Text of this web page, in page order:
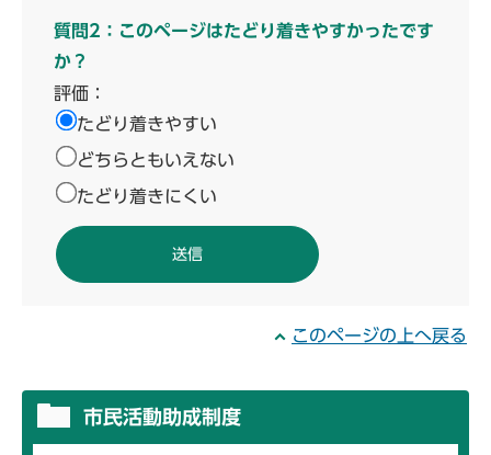
質問2：このページはたどり着きやすかったです
か？
評価：
たどり着きやすい
どちらともいえない
たどり着きにくい
このページの上へ戻る
市民活動助成制度